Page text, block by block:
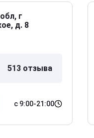
г
д. 8
513 отзыва
с 9:00-21:00